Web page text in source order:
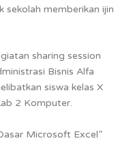
sekolah memberikan ijin
sharing session
Bisnis Alfa
siswa kelas X
2 Komputer.
Microsoft Excel”